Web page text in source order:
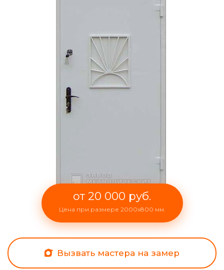
от 20 000 руб.
Цена при размере 2000x800 мм.
Вызвать мастера на замер